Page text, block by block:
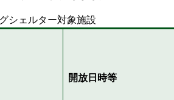
シェルター対象施設
開放日時等